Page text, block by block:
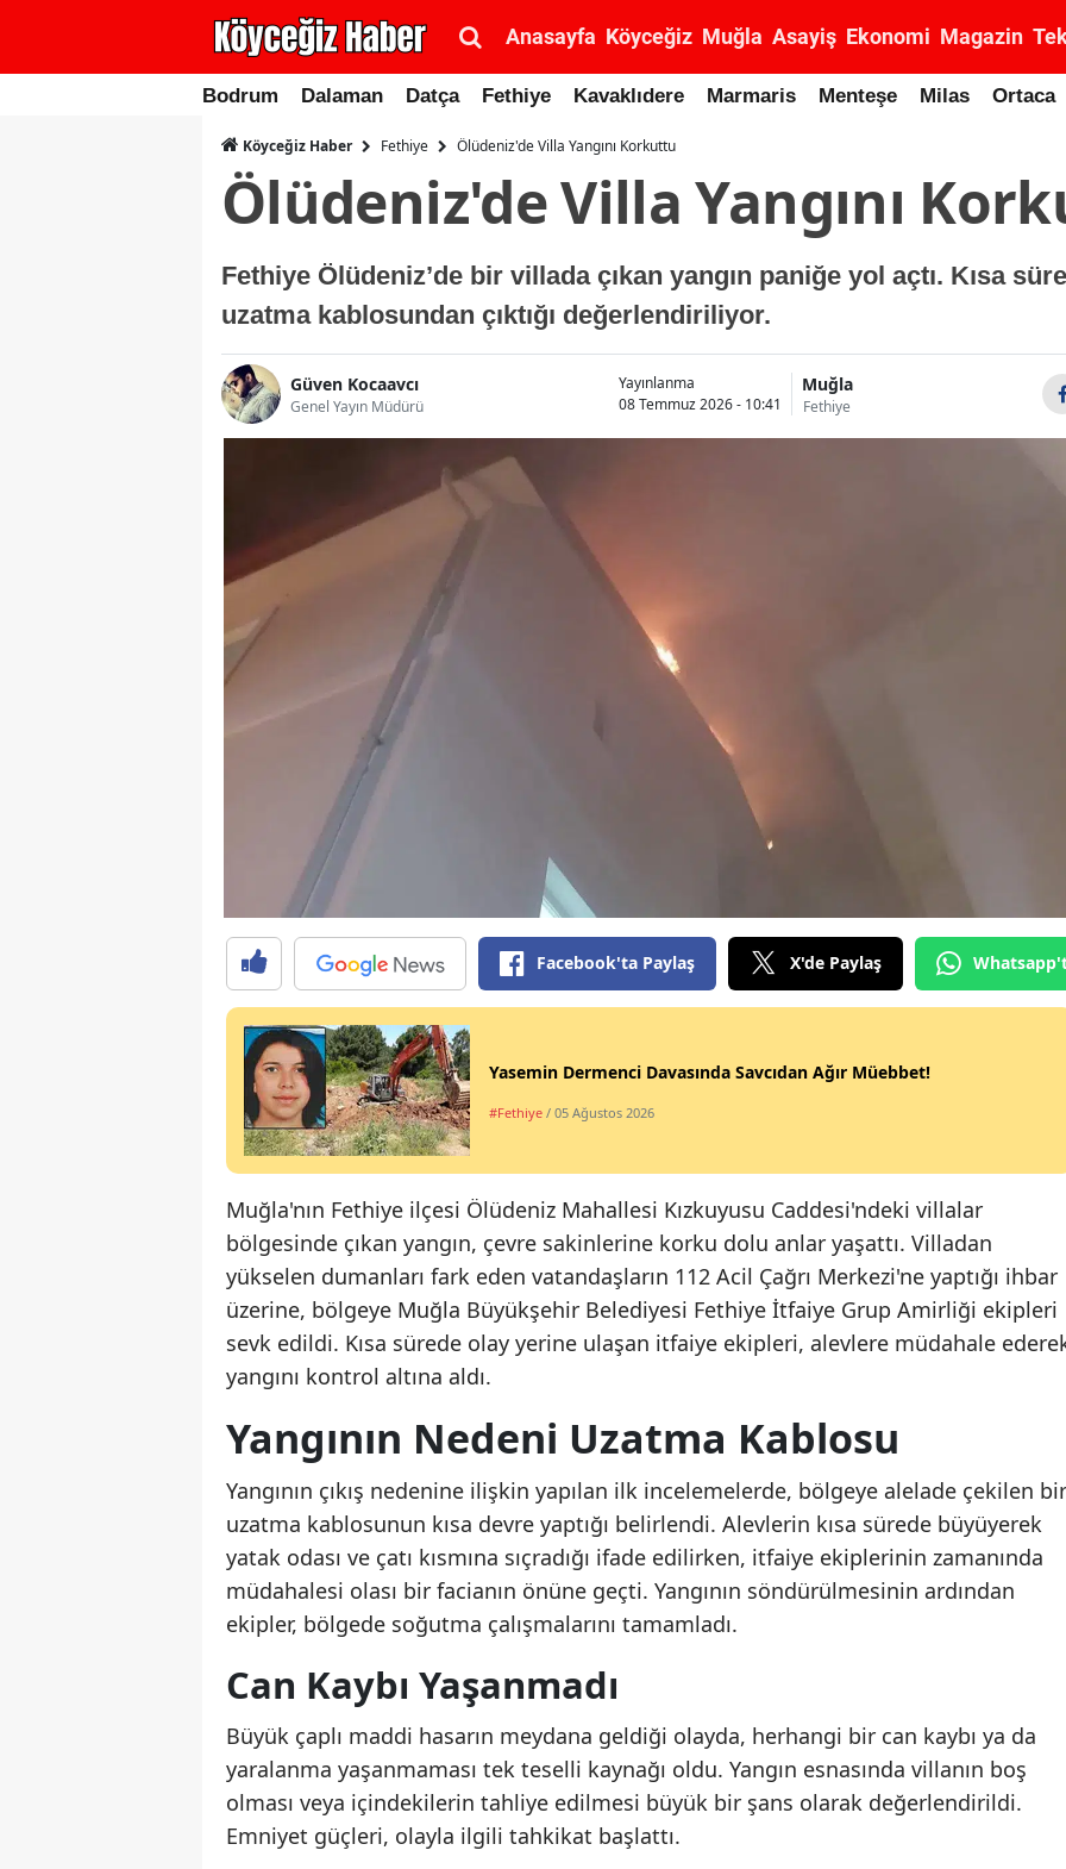
Anasayfa Köyceğiz Muğla Asayiş Ekonomi Magazin
Bodrum Dalaman Datça Fethiye Kavaklıdere Marmaris Menteşe Milas Ortaca
Köyceğiz Haber Fethiye Ölüdeniz'de Villa Yangını Korkuttu
Ölüdeniz'de Villa Yangını
Fethiye Ölüdeniz’de bir villada çıkan yangın paniğe yol açtı. Kısa
uzatma kablosundan çıktığı değerlendiriliyor.
Güven Kocaavcı
Genel Yayın Müdürü
Yayınlanma
08 Temmuz 2026 - 10:41
Muğla
Fethiye
Facebook'ta Paylaş X'de Paylaş
Yasemin Dermenci Davasında Savcıdan Ağır Müebbet!
#Fethiye / 05 Ağustos 2026
Muğla'nın Fethiye ilçesi Ölüdeniz Mahallesi Kızkuyusu Caddesi'ndeki villalar
bölgesinde çıkan yangın, çevre sakinlerine korku dolu anlar yaşattı. Villadan
yükselen dumanları fark eden vatandaşların 112 Acil Çağrı Merkezi'ne yaptığı ihbar
üzerine, bölgeye Muğla Büyükşehir Belediyesi Fethiye İtfaiye Grup Amirliği ekipleri
sevk edildi. Kısa sürede olay yerine ulaşan itfaiye ekipleri, alevlere müdahale
yangını kontrol altına aldı.
Yangının Nedeni Uzatma Kablosu
Yangının çıkış nedenine ilişkin yapılan ilk incelemelerde, bölgeye alelade çekilen bir
uzatma kablosunun kısa devre yaptığı belirlendi. Alevlerin kısa sürede büyüyerek
yatak odası ve çatı kısmına sıçradığı ifade edilirken, itfaiye ekiplerinin zamanında
müdahalesi olası bir facianın önüne geçti. Yangının söndürülmesinin ardından
ekipler, bölgede soğutma çalışmalarını tamamladı.
Can Kaybı Yaşanmadı
Büyük çaplı maddi hasarın meydana geldiği olayda, herhangi bir can kaybı ya da
yaralanma yaşanmaması tek teselli kaynağı oldu. Yangın esnasında villanın boş
olması veya içindekilerin tahliye edilmesi büyük bir şans olarak değerlendirildi.
Emniyet güçleri, olayla ilgili tahkikat başlattı.